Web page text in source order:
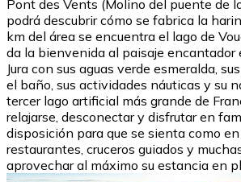
Pont des Vents (Molino del puente de
podrá descubrir cómo se fabrica la
km del área se encuentra el lago de
da la bienvenida al paisaje encantador
Jura con sus aguas verde esmeralda,
el baño, sus actividades náuticas y su
tercer lago artificial más grande de
relajarse, desconectar y disfrutar en
disposición para que se sienta como en
restaurantes, cruceros guiados y
aprovechar al máximo su estancia en